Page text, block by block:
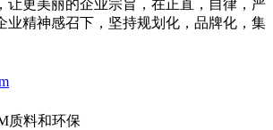
让更美丽的企业宗旨，在正直，自律，严
业精神感召下，坚持规划化，品牌化，集
质料和环保